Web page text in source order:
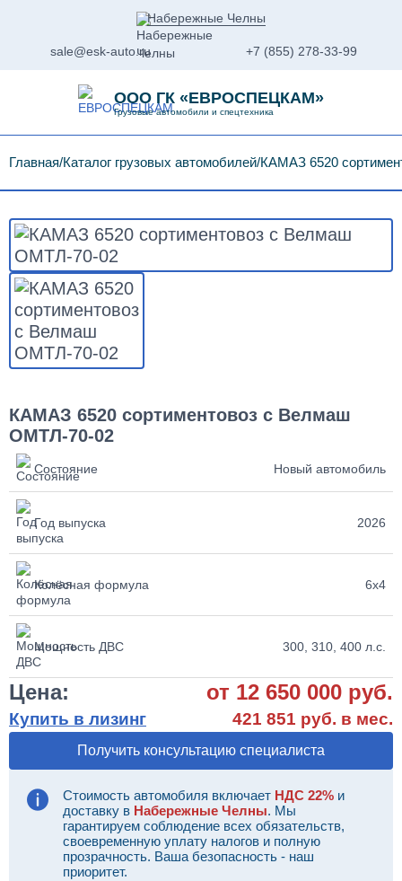
Набережные Челны
sale@esk-auto.ru +7 (855) 278-33-99
ООО ГК «ЕВРОСПЕЦКАМ»
Грузовые автомобили и спецтехника
Главная Каталог грузовых автомобилей КАМАЗ 6520
КАМАЗ 6520 сортиментовоз с Велмаш
ОМТЛ-70-02
Состояние Новый автомобиль
Год выпуска 2026
Колёсная формула 6х4
Мощность ДВС 300, 310, 400 л.с.
Цена: от 12 650 000 руб.
Купить в лизинг 421 851 руб. в мес.
Получить консультацию специалиста
Стоимость автомобиля включает НДС 22% и
доставку в Набережные Челны. Мы
гарантируем соблюдение всех обязательств,
своевременную уплату налогов и полную
прозрачность. Ваша безопасность - наш
приоритет.